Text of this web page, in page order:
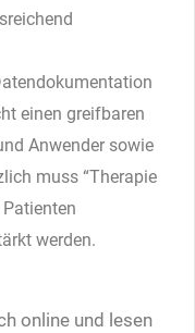
einen greifbaren
Anwender sowie
muss “Therapie
werden.
online und lesen